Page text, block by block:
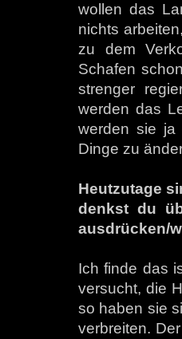
wollen das
nichts
zu dem
Schafen
strenger
werden das
werden sie ja
Dinge zu
Heutzutage
denkst du
ausdrücken/
Ich finde das
versucht, die
so haben sie
verbreiten.